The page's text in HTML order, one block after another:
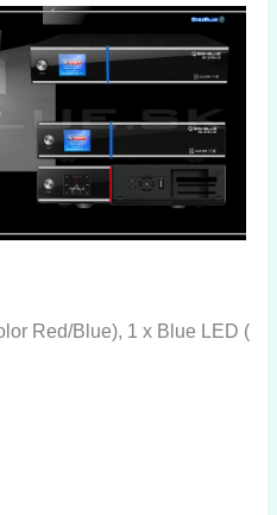
Red/Blue), 1 x Blue LED (